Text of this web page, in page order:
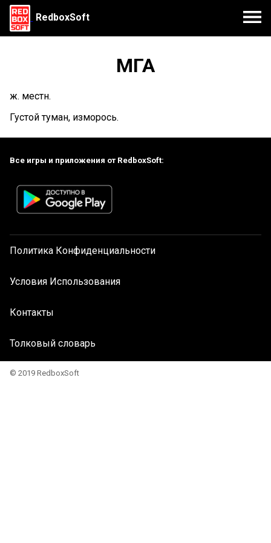
RedboxSoft
МГА
ж. местн.
Густой туман, изморось.
Все игры и приложения от RedboxSoft:
Политика Конфиденциальности
Условия Использования
Контакты
Толковый словарь
© 2019 RedboxSoft